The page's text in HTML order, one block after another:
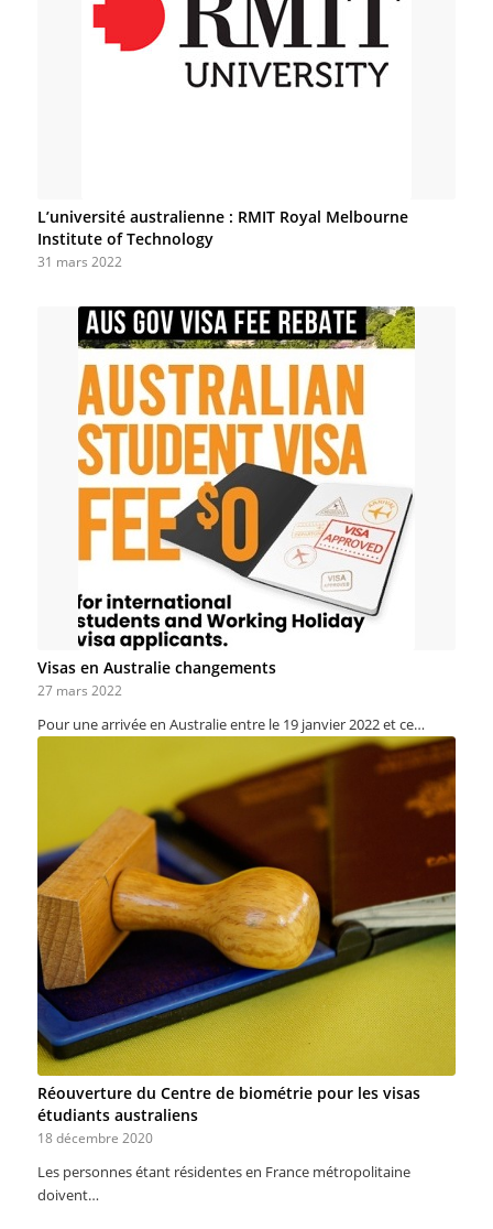
L’université australienne : RMIT Royal Melbourne
Institute of Technology
31 mars 2022
Visas en Australie changements
27 mars 2022
Pour une arrivée en Australie entre le 19 janvier 2022 et ce…
Réouverture du Centre de biométrie pour les visas
étudiants australiens
18 décembre 2020
Les personnes étant résidentes en France métropolitaine
doivent…